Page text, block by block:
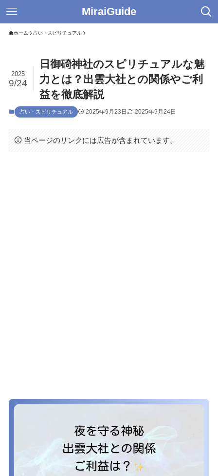
MiraiGuide
ホーム 占い・スピリチュアル
日御碕神社のスピリチュアルな魅
力とは？出雲大社との関係やご利
益を徹底解説
2025
9/24
占い・スピリチュアル 2025年9月23日 2025年9月24日
当ページのリンクには広告が含まれています。